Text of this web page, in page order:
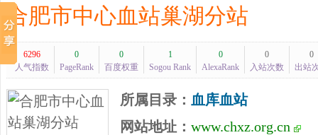
合肥市中心血站巢湖分站
6296
人气指数
0
PageRank
0
百度权重
1
Sogou Rank
0
AlexaRank
0
入站次数
0
出站
所属目录： 血库血站
网站地址： www.chxz.org.cn